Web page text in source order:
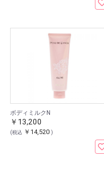
ボディミルクN
￥13,200
(税込 ￥14,520 )